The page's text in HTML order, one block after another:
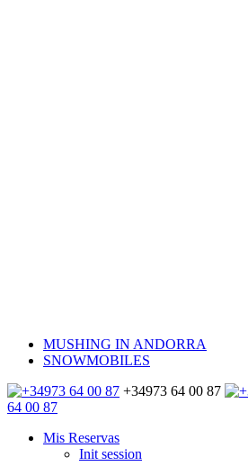
MUSHING IN ANDORRA
SNOWMOBILES
+34973 64 00 87
64 00 87
Mis Reservas
Init session